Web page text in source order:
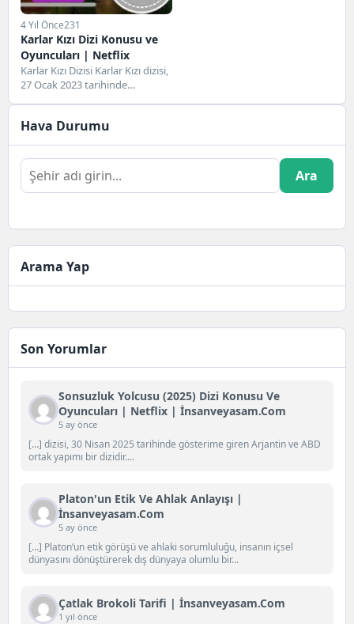
4 Yıl Önce231
Karlar Kızı Dizi Konusu ve
Oyuncuları | Netflix
Karlar Kızı Dizisi Karlar Kızı dizisi,
27 Ocak 2023 tarihinde
Hava Durumu
Ara
Arama Yap
Son Yorumlar
Sonsuzluk Yolcusu (2025) Dizi Konusu Ve
Oyuncuları | Netflix | İnsanveyasam.com
5 ay önce
[…] dizisi, 30 Nisan 2025 tarihinde gösterime giren Arjantin ve ABD
ortak yapımı bir dizidir....
Platon'un Etik Ve Ahlak Anlayışı |
İnsanveyasam.com
5 ay önce
[…] Platon‘un etik görüşü ve ahlaki sorumluluğu, insanın içsel
dünyasını dönüştürerek dış dünyaya olumlu bir...
Çatlak Brokoli Tarifi | İnsanveyasam.com
1 yıl önce